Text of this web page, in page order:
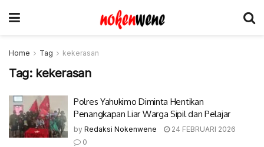
Home Tag kekerasan
Tag: kekerasan
Polres Yahukimo Diminta Hentikan
Penangkapan Liar Warga Sipil dan Pelajar
by Redaksi Nokenwene
24 FEBRUARI 2026
0